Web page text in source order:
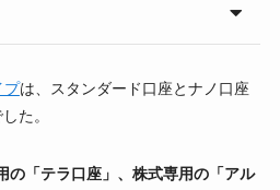
プは、スタンダード口座とナノ口座
た。
の「テラ口座」、株式専用の「アル